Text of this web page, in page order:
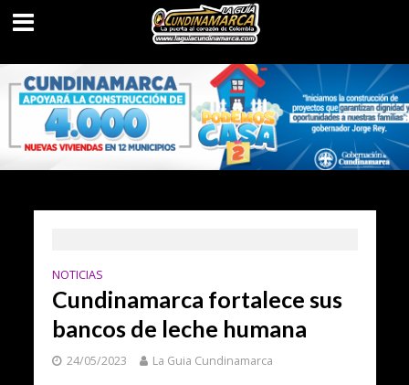
NOTICIAS
Cundinamarca fortalece sus
bancos de leche humana
24/05/2023 La Guia Cundinamarca